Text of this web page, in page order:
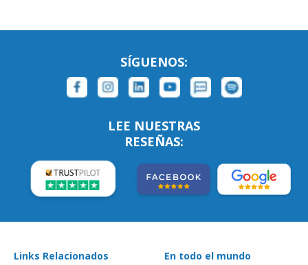
SÍGUENOS:
LEE NUESTRAS
RESEÑAS:
Links Relacionados En todo el mundo